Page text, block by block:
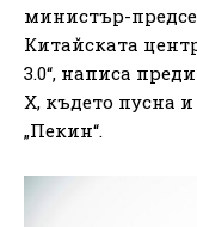
министър-
Китайската
3.0“, написа
X, където пусна
„Пекин“.